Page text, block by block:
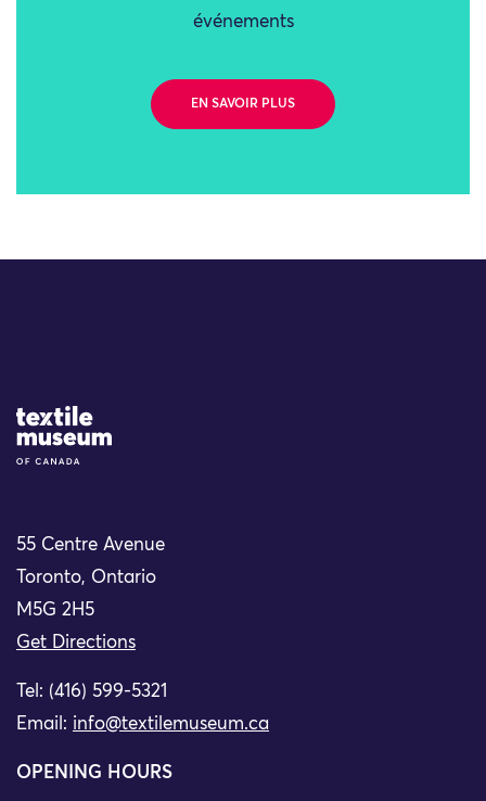
événements
EN SAVOIR PLUS
Site Logo
55 Centre Avenue
Toronto, Ontario
M5G 2H5
Get Directions
Tel: (416) 599-5321
Email: info@textilemuseum.ca
OPENING HOURS